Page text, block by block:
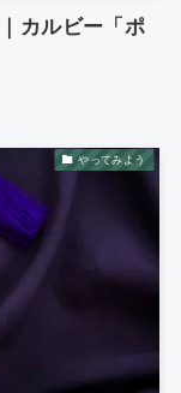
カルビー「ポ
やってみよう